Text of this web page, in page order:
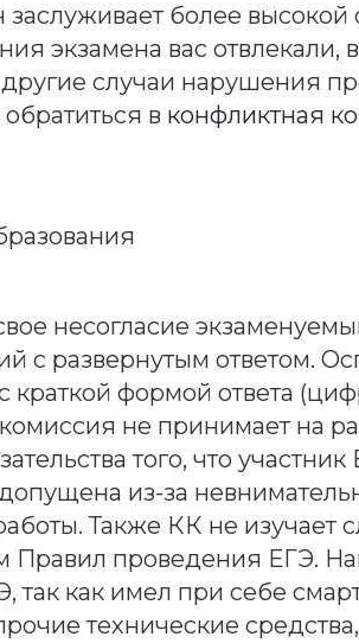
заслуживает более высокой
экзамена вас
случаи нарушения
в конфликтная
несогласие
с развернутым ответом.
краткой формой ответа
не принимает на
того, что
из-за
Также КК не изучает
Правил проведения ЕГЭ.
так как имел при себе
технические